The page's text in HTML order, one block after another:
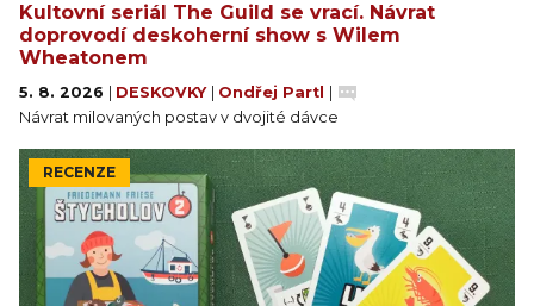
Kultovní seriál The Guild se vrací. Návrat
doprovodí deskoherní show s Wilem
Wheatonem
5. 8. 2026 DESKOVKY Ondřej Partl
Návrat milovaných postav v dvojité dávce
RECENZE